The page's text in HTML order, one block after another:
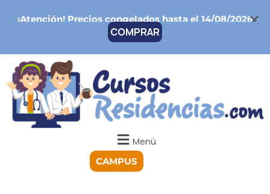
¡Atención!Precios congelados hasta el 14/08/2026
COMPRAR
Menú
CAMPUS